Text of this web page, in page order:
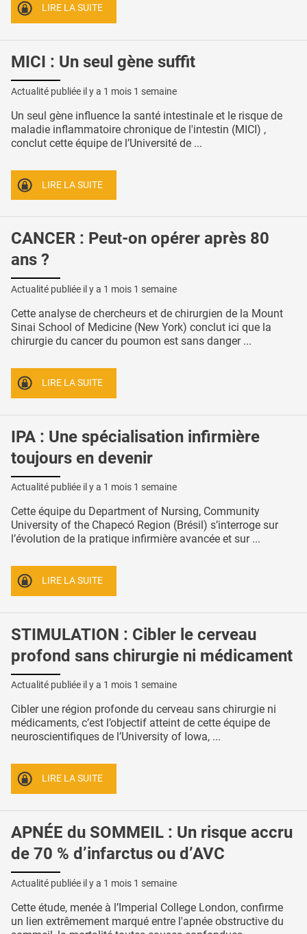
LIRE LA SUITE
MICI : Un seul gène suffit
Actualité publiée il y a 1 mois 1 semaine
Un seul gène influence la santé intestinale et le risque de
maladie inflammatoire chronique de l'intestin (MICI) ,
conclut cette équipe de l’Université de ...
LIRE LA SUITE
CANCER : Peut-on opérer après 80
ans ?
Actualité publiée il y a 1 mois 1 semaine
Cette analyse de chercheurs et de chirurgien de la Mount
Sinai School of Medicine (New York) conclut ici que la
chirurgie du cancer du poumon est sans danger ...
LIRE LA SUITE
IPA : Une spécialisation infirmière
toujours en devenir
Actualité publiée il y a 1 mois 1 semaine
Cette équipe du Department of Nursing, Community
University of the Chapecó Region (Brésil) s’interroge sur
l’évolution de la pratique infirmière avancée et sur ...
LIRE LA SUITE
STIMULATION : Cibler le cerveau
profond sans chirurgie ni médicament
Actualité publiée il y a 1 mois 1 semaine
Cibler une région profonde du cerveau sans chirurgie ni
médicaments, c’est l’objectif atteint de cette équipe de
neuroscientifiques de l’University of Iowa, ...
LIRE LA SUITE
APNÉE du SOMMEIL : Un risque accru
de 70 % d’infarctus ou d’AVC
Actualité publiée il y a 1 mois 1 semaine
Cette étude, menée à l’Imperial College London, confirme
un lien extrêmement marqué entre l'apnée obstructive du